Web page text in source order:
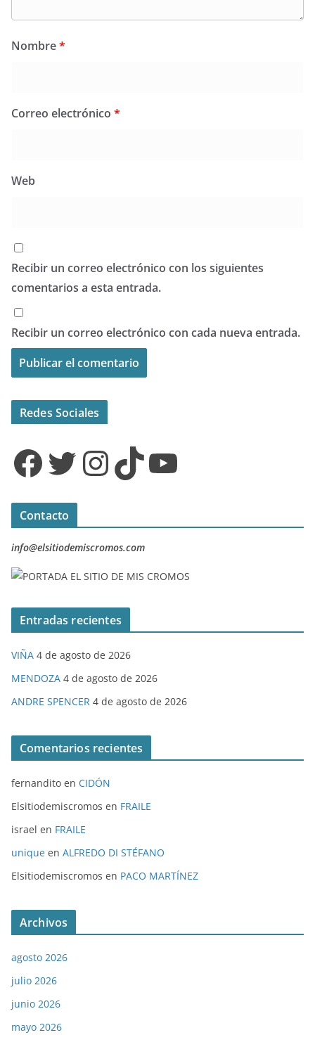
Nombre*
Correo electrónico *
Web
Recibir un correo electrónico con los siguientes
comentarios a esta entrada.
Recibir un correo electrónico con cada nueva entrada.
Redes Sociales
Facebook Twitter InstagramTikTok YouTube
Contacto
info@elsitiodemiscromos.com
Entradas recientes
VIÑA 4 de agosto de 2026
MENDOZA 4 de agosto de 2026
ANDRE SPENCER 4 de agosto de 2026
Comentarios recientes
fernandito en CIDÓN
Elsitiodemiscromos en FRAILE
israel en FRAILE
unique en ALFREDO DI STÉFANO
Elsitiodemiscromos en PACO MARTÍNEZ
Archivos
agosto 2026
julio 2026
junio 2026
mayo 2026